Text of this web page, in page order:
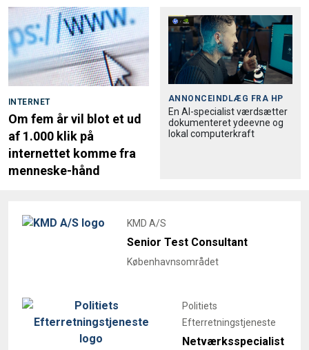
INTERNET
Om fem år vil blot et ud
af 1.000 klik på
internettet komme fra
menneske-hånd
ANNONCEINDLÆG FRA HP
En AI-specialist værdsætter
dokumenteret ydeevne og
lokal computerkraft
KMD A/S
Senior Test Consultant
Københavnsområdet
Politiets
Efterretningstjeneste
Netværksspecialist